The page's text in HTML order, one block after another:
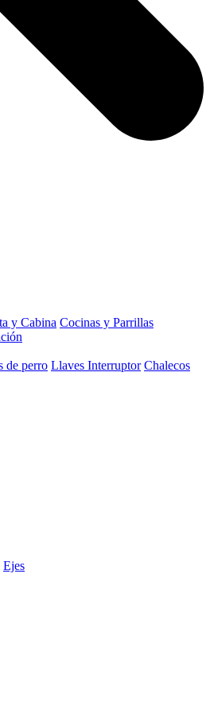
y Cabina Cocinas y Parrillas
de perro Llaves Interruptor Chalecos
Ejes